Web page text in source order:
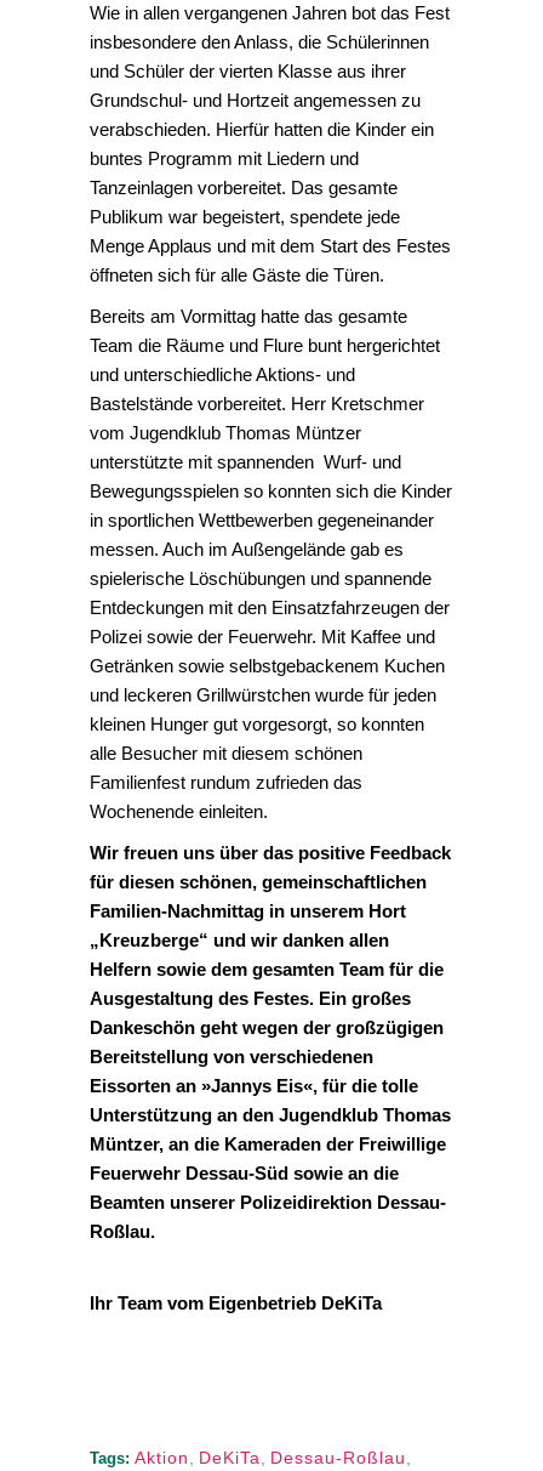
Wie in allen vergangenen Jahren bot das Fest
insbesondere den Anlass, die Schülerinnen
und Schüler der vierten Klasse aus ihrer
Grundschul- und Hortzeit angemessen zu
verabschieden. Hierfür hatten die Kinder ein
buntes Programm mit Liedern und
Tanzeinlagen vorbereitet. Das gesamte
Publikum war begeistert, spendete jede
Menge Applaus und mit dem Start des Festes
öffneten sich für alle Gäste die Türen.
Bereits am Vormittag hatte das gesamte
Team die Räume und Flure bunt hergerichtet
und unterschiedliche Aktions- und
Bastelstände vorbereitet. Herr Kretschmer
vom Jugendklub Thomas Müntzer
unterstützte mit spannenden Wurf- und
Bewegungsspielen so konnten sich die Kinder
in sportlichen Wettbewerben gegeneinander
messen. Auch im Außengelände gab es
spielerische Löschübungen und spannende
Entdeckungen mit den Einsatzfahrzeugen der
Polizei sowie der Feuerwehr. Mit Kaffee und
Getränken sowie selbstgebackenem Kuchen
und leckeren Grillwürstchen wurde für jeden
kleinen Hunger gut vorgesorgt, so konnten
alle Besucher mit diesem schönen
Familienfest rundum zufrieden das
Wochenende einleiten.
Wir freuen uns über das positive Feedback
für diesen schönen, gemeinschaftlichen
Familien-Nachmittag in unserem Hort
„Kreuzberge“ und wir danken allen
Helfern sowie dem gesamten Team für die
Ausgestaltung des Festes. Ein großes
Dankeschön geht wegen der großzügigen
Bereitstellung von verschiedenen
Eissorten an »Jannys Eis«, für die tolle
Unterstützung an den Jugendklub Thomas
Müntzer, an die Kameraden der Freiwillige
Feuerwehr Dessau-Süd sowie an die
Beamten unserer Polizeidirektion Dessau-
Roßlau.
Ihr Team vom Eigenbetrieb DeKiTa
Tags: Aktion DeKiTa Dessau-Roßlau